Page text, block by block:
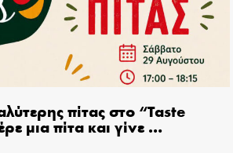
πίτας στο “Taste
μια πίτα και γίνε …